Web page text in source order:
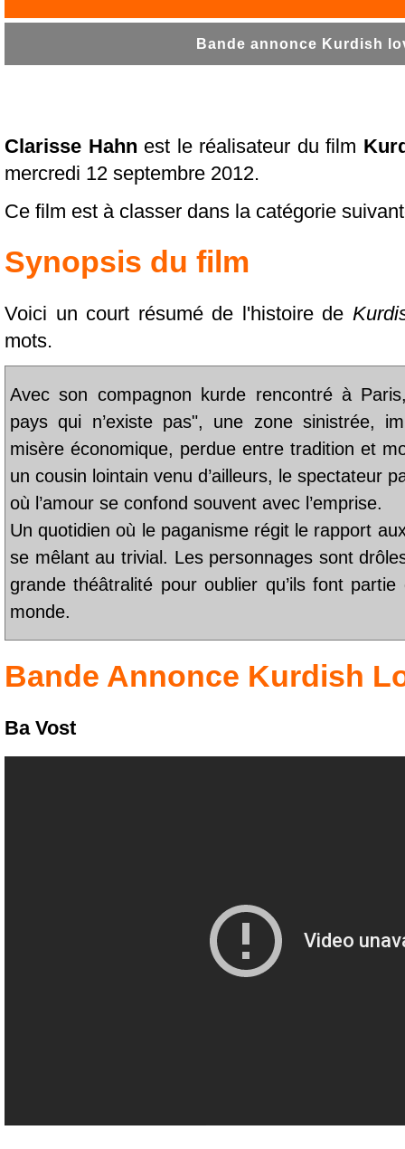
Bande annonce Kurdish
Clarisse Hahn est le réalisateur du film
mercredi 12 septembre 2012.
Ce film est à classer dans la catégorie
Synopsis du film
Voici un court résumé de l'histoire de
mots.
Avec son compagnon kurde rencontré à
pays qui n’existe pas", une zone sinistrée,
misère économique, perdue entre tradition et
un cousin lointain venu d’ailleurs, le spectateur
où l’amour se confond souvent avec l’emprise.
Un quotidien où le paganisme régit le rapport
se mêlant au trivial. Les personnages sont
grande théâtralité pour oublier qu’ils font partie
monde.
Bande Annonce Kurdish
Ba Vost